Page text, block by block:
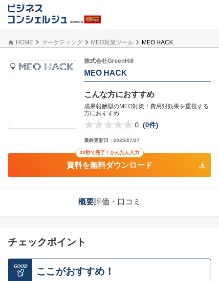
HOME マーケティング MEO対策ツール MEO HACK
株式会社GreenHill
MEO HACK
こんな方におすすめ
成果報酬型のMEO対策！費用対効果を重視する
方におすすめ
0 (0件)
最終更新日： 2025/07/27
30秒で完了！かんたん入力
資料を無料ダウンロード
概要評価・口コミ
チェックポイント
GOOD ここがおすすめ！